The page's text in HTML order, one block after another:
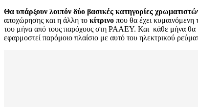
Θα υπάρξουν λοιπόν δύο βασικές κατηγορίες
αποχώρησης και η άλλη το κίτρινο που θα έχει κυμαινόμενη
του μήνα από τους παρόχους στη ΡΑΑΕΥ. Και κάθε μήνα θα
εφαρμοστεί παρόμοιο πλαίσιο με αυτό του ηλεκτρικού